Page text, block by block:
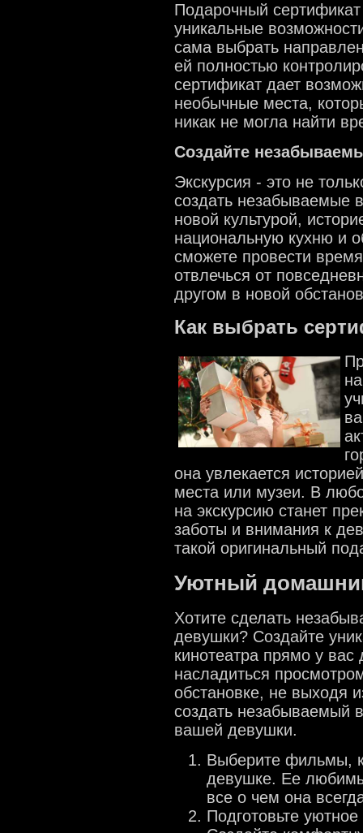
Подарочный
уникальные
сама выбрать
ей полностью
сертификат дает
необычные места,
никак не могла найти
Создайте
Экскурсия - это не
создать незабываемые
новой культурой,
национальную кухню и
сможете провести
отвлечься от
другом в новой
Как выбрать
она увлекается
места или музеи. В
на экскурсию станет
заботы и внимания к
такой оригинальный
Уютный
Хотите сделать
девушки? Создайте
кинотеатра прямо у
насладиться
обстановке, не выходя
создать незабываемый
вашей девушки.
Выберите фильмы,
девушке. Ее
все о чем она
Подготовьте